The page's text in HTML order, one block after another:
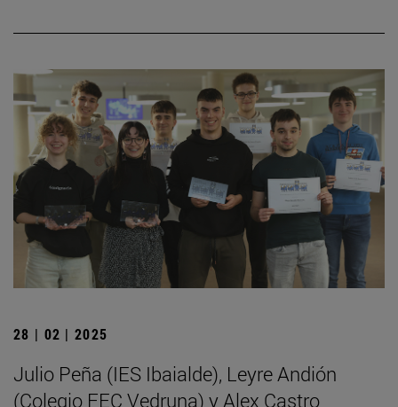
28 | 02 | 2025
Julio Peña (IES Ibaialde), Leyre Andión
(Colegio FEC Vedruna) y Alex Castro